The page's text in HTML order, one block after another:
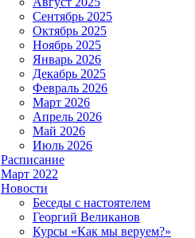
Сентябрь 2025
Октябрь 2025
Ноябрь 2025
Январь 2026
Декабрь 2025
Февраль 2026
Март 2026
Апрель 2026
Май 2026
Июль 2026
Расписание
Март 2022
Новости
Беседы с настоятелем
Георгий Великанов
Курсы «Как мы веруем?»